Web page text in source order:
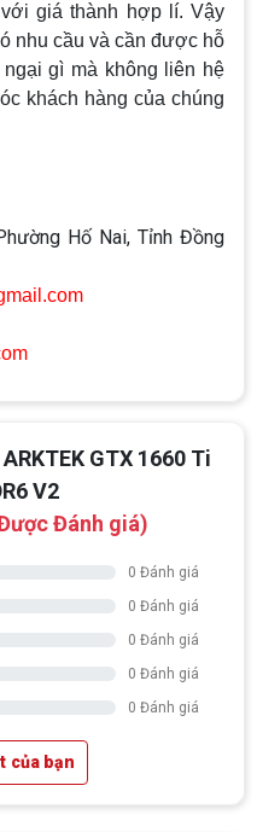
giá thành hợp lí. Vậy
nhu cầu và cần được hỗ
gì mà không liên hệ
khách hàng của chúng
Hố Nai, Tỉnh Đồng
GTX 1660 Ti
V2
Đánh giá)
0 Đánh giá
0 Đánh giá
0 Đánh giá
0 Đánh giá
0 Đánh giá
của bạn